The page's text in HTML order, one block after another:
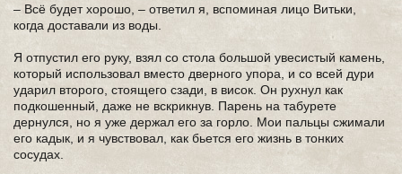
– Всё будет хорошо, – ответил я, вспоминая лицо Витьки,
когда доставали из воды.
Я отпустил его руку, взял со стола большой увесистый камень,
который использовал вместо дверного упора, и со всей дури
ударил второго, стоящего сзади, в висок. Он рухнул как
подкошенный, даже не вскрикнув. Парень на табурете
дернулся, но я уже держал его за горло. Мои пальцы сжимали
его кадык, и я чувствовал, как бьется его жизнь в тонких
сосудах.